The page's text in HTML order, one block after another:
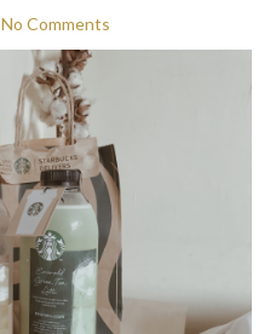
No Comments